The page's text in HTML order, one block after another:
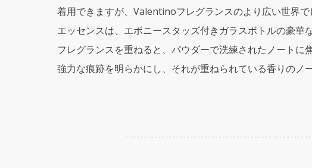
着用できますが、Valentinoフレグランスのより広い世界
エッセンスは、エボニースタッズ付きガラスボトルの豪
フレグランスを重ねると、パウダーで洗練されたノート
強力な痕跡を明らかにし、それが重ねられている香りのノ